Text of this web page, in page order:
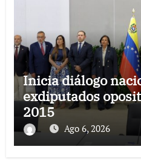
Inicia diálogo
exdiputados
2015
Ago 6, 2026